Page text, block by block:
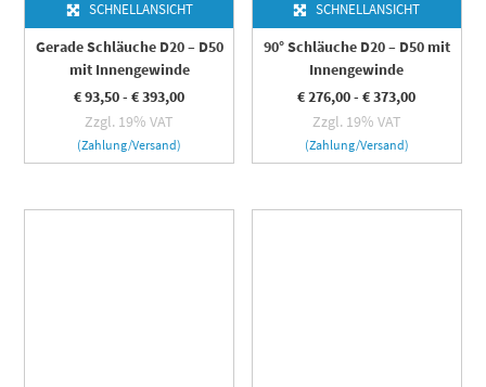
SCHNELLANSICHT
Gerade Schläuche D20 – D50
mit Innengewinde
€93,50-€393,00
Zzgl. 19% VAT
(Zahlung/Versand)
SCHNELLANSICHT
90° Schläuche D20 – D50 mit
Innengewinde
€276,00-€373,00
Zzgl. 19% VAT
(Zahlung/Versand)